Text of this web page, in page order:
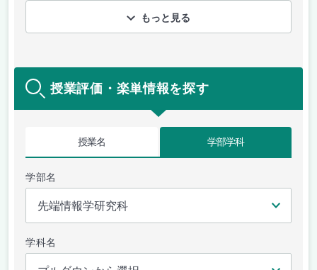
もっと見る
授業評価・楽単情報を探す
授業名 学部学科
学部名
学科名